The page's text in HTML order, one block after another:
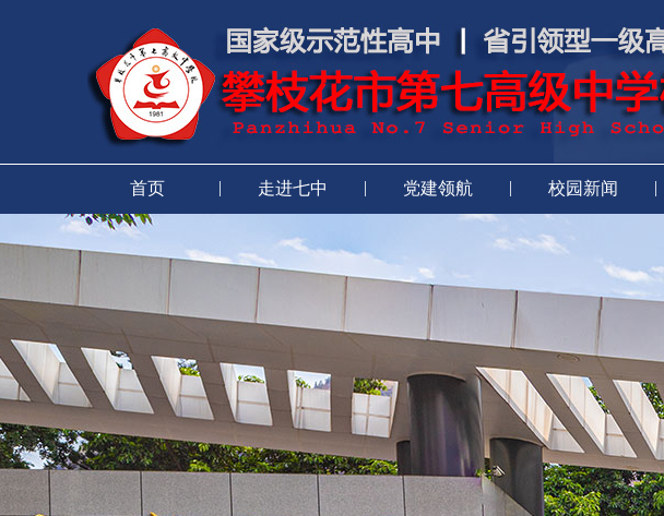
首页 | 走进七中 | 党建领航 | 校园新闻 |